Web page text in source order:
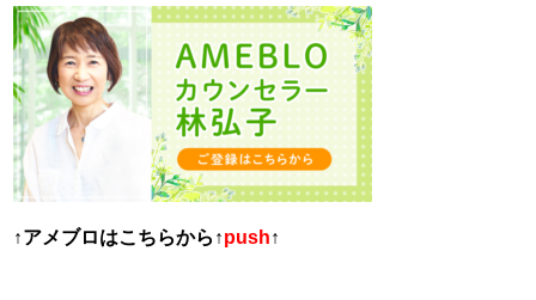
↑アメブロはこちらから ↑push↑